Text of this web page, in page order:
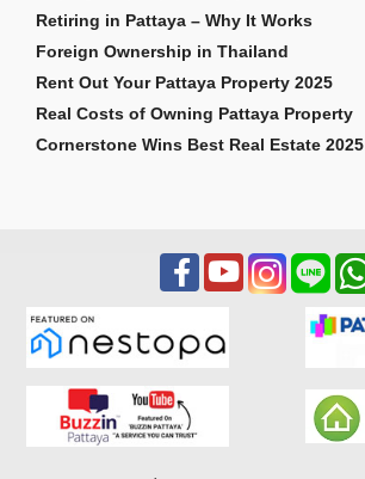
Retiring in Pattaya – Why It Works
Foreign Ownership in Thailand
Rent Out Your Pattaya Property 2025
Real Costs of Owning Pattaya Property
Cornerstone Wins Best Real Estate 2025